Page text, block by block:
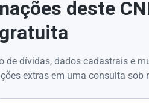
deste
de dívidas, dados cadastrais e
extras em uma consulta sob